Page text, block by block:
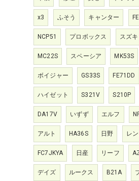
x3 ふそう キャンター
NCP51 プロボックス スズキ
MC22S スペーシア MK53S
ボイジャー GS33S FE71DD
ハイゼット S321V S210P
DA17V いずず エルフ
アルト HA36S 日野 レ
FC7JKYA 日産 リーフ
デイズ ルークス B21A